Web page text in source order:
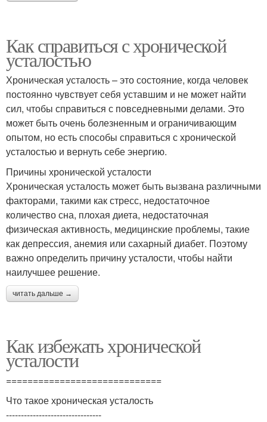
Как справиться с хронической
усталостью
Хроническая усталость – это состояние, когда человек
постоянно чувствует себя уставшим и не может найти
сил, чтобы справиться с повседневными делами. Это
может быть очень болезненным и ограничивающим
опытом, но есть способы справиться с хронической
усталостью и вернуть себе энергию.
Причины хронической усталости
Хроническая усталость может быть вызвана различными
факторами, такими как стресс, недостаточное
количество сна, плохая диета, недостаточная
физическая активность, медицинские проблемы, такие
как депрессия, анемия или сахарный диабет. Поэтому
важно определить причину усталости, чтобы найти
наилучшее решение.
читать дальше →
Как избежать хронической
усталости
=============================
Что такое хроническая усталость
--------------------------------